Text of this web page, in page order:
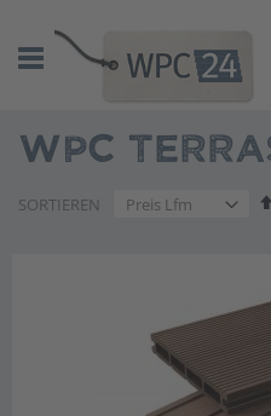
WPC
SORTIEREN